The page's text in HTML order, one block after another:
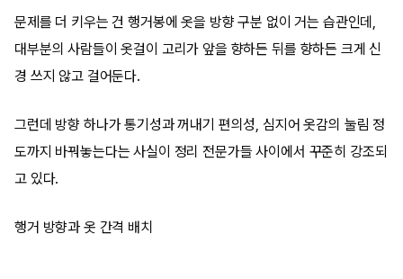
문제를 더 키우는 건 행거봉에 옷을 방향 구분 없이 거는 습관인데,
대부분의 사람들이 옷걸이 고리가 앞을 향하든 뒤를 향하든 크게 신
경 쓰지 않고 걸어둔다.
그런데 방향 하나가 통기성과 꺼내기 편의성, 심지어 옷감의 눌림 정
도까지 바꿔놓는다는 사실이 정리 전문가들 사이에서 꾸준히 강조되
고 있다.
행거 방향과 옷 간격 배치